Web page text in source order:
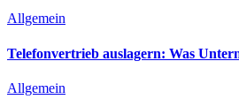
Allgemein
Telefonvertrieb auslagern: Was
Allgemein